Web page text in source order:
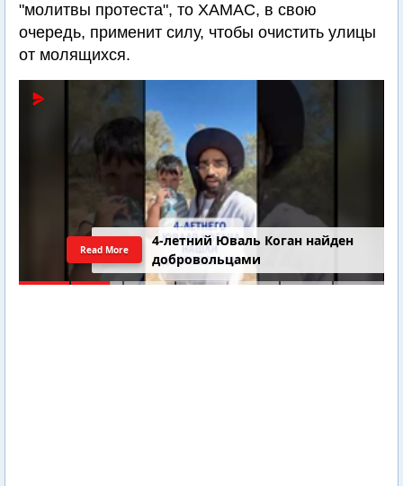
"молитвы протеста", то ХАМАС, в свою
очередь, применит силу, чтобы очистить улицы
от молящихся.
4-летний Юваль Коган найден
добровольцами
Read More